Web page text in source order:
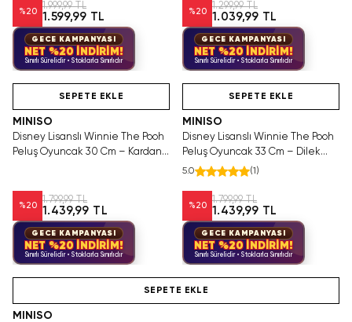
%20
1.999,99 TL
1.599,99 TL
GECE KAMPANYASI
NET %20 İNDİRİM!
Sınırlı Sürelidir • Stoklarla Sınırlıdır
%20
1.299,99 TL
1.039,99 TL
GECE KAMPANYASI
NET %20 İNDİRİM!
Sınırlı Sürelidir • Stoklarla Sınırlıdır
SEPETE EKLE
MINISO
Disney Lisanslı Winnie The Pooh
Peluş Oyuncak 30 Cm – Kardan
%20
1.799,99 TL
1.439,99 TL
GECE KAMPANYASI
NET %20 İNDİRİM!
Sınırlı Sürelidir • Stoklarla Sınırlıdır
SEPETE EKLE
MINISO
Disney Lisanslı Winnie The Pooh
Peluş Oyuncak 33 Cm – Dilek
Yıldızlı Yumuşacık Tasarım
5.0 (1 )
%20
1.799,99 TL
1.439,99 TL
GECE KAMPANYASI
NET %20 İNDİRİM!
Sınırlı Sürelidir • Stoklarla Sınırlıdır
SEPETE EKLE
MINISO